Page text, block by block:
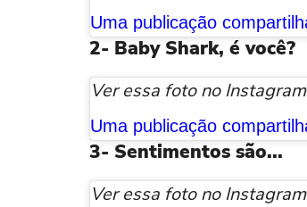
2- Baby Shark, é você?
Ver essa foto no Instagram
3- Sentimentos são...
Ver essa foto no Instagram